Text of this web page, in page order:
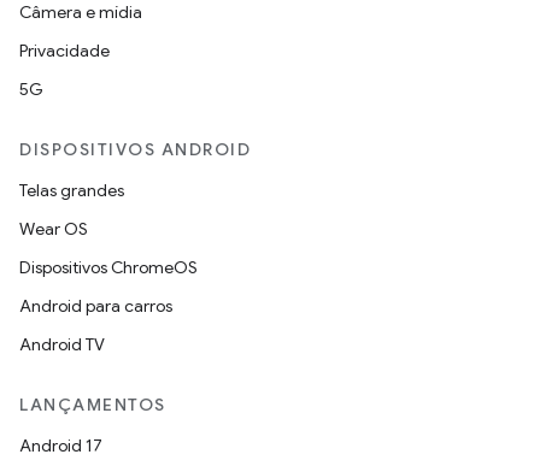
Câmera e mídia
Privacidade
5G
DISPOSITIVOS ANDROID
Telas grandes
Wear OS
Dispositivos ChromeOS
Android para carros
Android TV
LANÇAMENTOS
Android 17